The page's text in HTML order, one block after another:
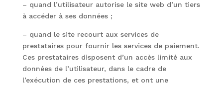
– quand l’utilisateur autorise le site web d’un tiers
à accéder à ses données ;
– quand le site recourt aux services de
prestataires pour fournir les services de paiement.
Ces prestataires disposent d’un accès limité aux
données de l’utilisateur, dans le cadre de
l’exécution de ces prestations, et ont une